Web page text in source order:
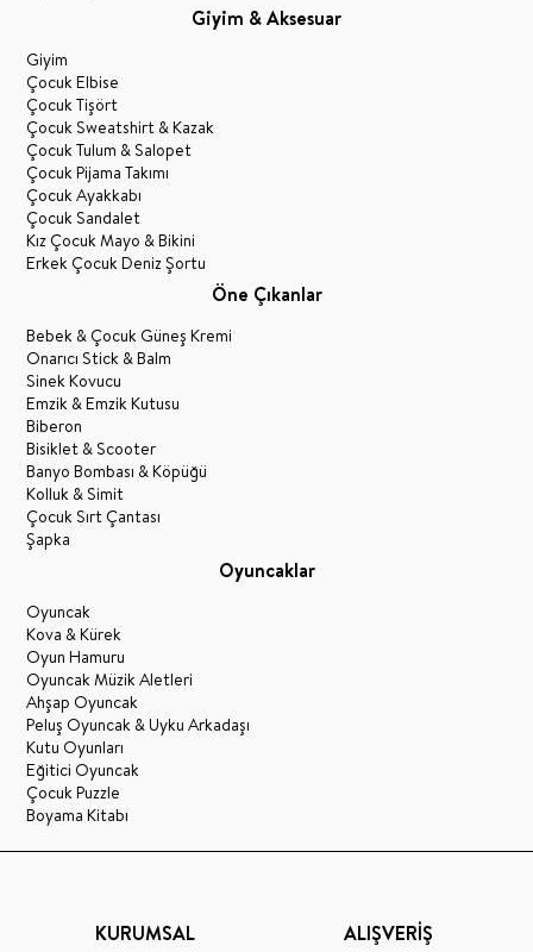
Giyim & Aksesuar
Giyim
Çocuk Elbise
Çocuk Tişört
Çocuk Sweatshirt & Kazak
Çocuk Tulum & Salopet
Çocuk Pijama Takımı
Çocuk Ayakkabı
Çocuk Sandalet
Kız Çocuk Mayo & Bikini
Erkek Çocuk Deniz Şortu
Öne Çıkanlar
Bebek & Çocuk Güneş Kremi
Onarıcı Stick & Balm
Sinek Kovucu
Emzik & Emzik Kutusu
Biberon
Bisiklet & Scooter
Banyo Bombası & Köpüğü
Kolluk & Simit
Çocuk Sırt Çantası
Şapka
Oyuncaklar
Oyuncak
Kova & Kürek
Oyun Hamuru
Oyuncak Müzik Aletleri
Ahşap Oyuncak
Peluş Oyuncak & Uyku Arkadaşı
Kutu Oyunları
Eğitici Oyuncak
Çocuk Puzzle
Boyama Kitabı
KURUMSAL ALIŞVERİŞ